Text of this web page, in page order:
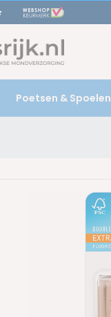
Poetsen & Spoelen